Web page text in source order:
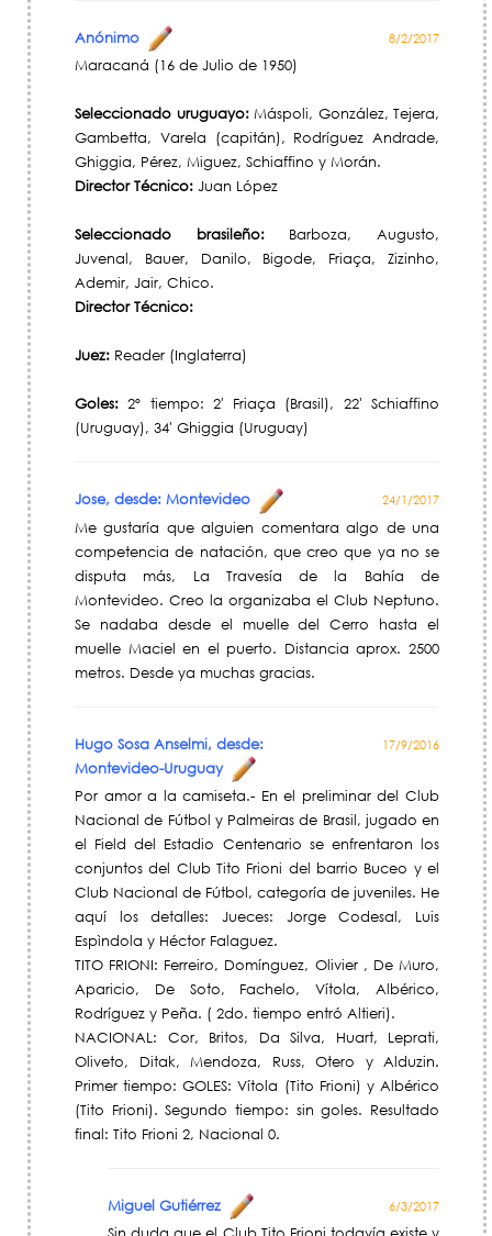
Anónimo 8/2/2017
Maracaná (16 de Julio de 1950)
Seleccionado uruguayo: Máspoli, González, Tejera,
Gambetta, Varela (capitán), Rodríguez Andrade,
Ghiggia, Pérez, Miguez, Schiaffino y Morán.
Director Técnico: Juan López
Seleccionado brasileño: Barboza, Augusto,
Juvenal, Bauer, Danilo, Bigode, Friaça, Zizinho,
Ademir, Jair, Chico.
Director Técnico:
Juez: Reader (Inglaterra)
Goles:2º tiempo: 2' Friaça (Brasil), 22' Schiaffino
(Uruguay), 34' Ghiggia (Uruguay)
Jose, desde: Montevideo 24/1/2017
Me gustaría que alguien comentara algo de una
competencia de natación, que creo que ya no se
disputa más, La Travesía de la Bahía de
Montevideo. Creo la organizaba el Club Neptuno.
Se nadaba desde el muelle del Cerro hasta el
muelle Maciel en el puerto. Distancia aprox. 2500
metros. Desde ya muchas gracias.
Hugo Sosa Anselmi, desde:
Montevideo-Uruguay
17/9/2016
Por amor a la camiseta.- En el preliminar del Club
Nacional de Fútbol y Palmeiras de Brasil, jugado en
el Field del Estadio Centenario se enfrentaron los
conjuntos del Club Tito Frioni del barrio Buceo y el
Club Nacional de Fútbol, categoría de juveniles. He
aquí los detalles: Jueces: Jorge Codesal, Luis
Espìndola y Héctor Falaguez.
TITO FRIONI: Ferreiro, Domínguez, Olivier , De Muro,
Aparicio, De Soto, Fachelo, Vítola, Albérico,
Rodríguez y Peña. ( 2do. tiempo entró Altieri).
NACIONAL: Cor, Britos, Da Silva, Huart, Leprati,
Oliveto, Ditak, Mendoza, Russ, Otero y Alduzin.
Primer tiempo: GOLES: Vítola (Tito Frioni) y Albérico
(Tito Frioni). Segundo tiempo: sin goles. Resultado
final: Tito Frioni 2, Nacional 0.
Miguel Gutiérrez 6/3/2017